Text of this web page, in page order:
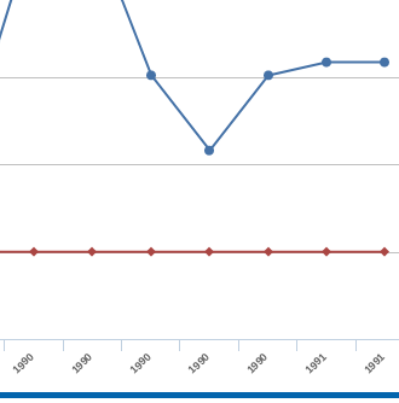
1990 1990 1990 1990 1990 1991 1991